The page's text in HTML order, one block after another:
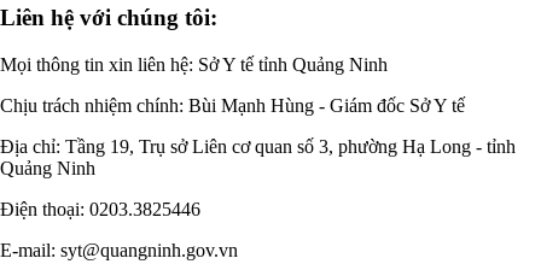
Liên hệ với chúng tôi:
Mọi thông tin xin liên hệ: Sở Y tế tỉnh Quảng Ninh
Chịu trách nhiệm chính: Bùi Mạnh Hùng - Giám đốc Sở Y tế
Địa chỉ: Tầng 19, Trụ sở Liên cơ quan số 3, phường Hạ Long - tỉnh
Quảng Ninh
Điện thoại: 0203.3825446
E-mail: syt@quangninh.gov.vn